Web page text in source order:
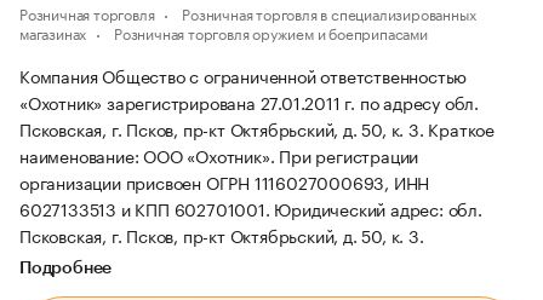
Розничная торговля
Розничная торговля в специализированных
магазинах
Розничная торговля оружием и боеприпасами
Компания Общество с ограниченной ответственностью
«Охотник» зарегистрирована 27.01.2011 г. по адресу обл.
Псковская, г. Псков, пр-кт Октябрьский, д. 50, к. 3. Краткое
наименование: ООО «Охотник». При регистрации
организации присвоен ОГРН 1116027000693, ИНН
6027133513 и КПП 602701001. Юридический адрес: обл.
Псковская, г. Псков, пр-кт Октябрьский, д. 50, к. 3.
Подробнее